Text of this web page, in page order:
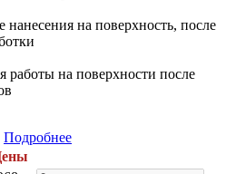
нанесения на поверхность, после
работы на поверхности после
Подробнее